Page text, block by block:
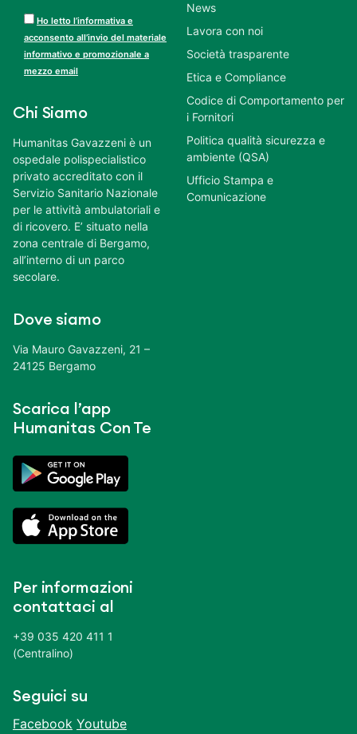
Ho letto l’informativa e
acconsento all’invio del materiale
informativo e promozionale a
mezzo email
Chi Siamo
Humanitas Gavazzeni è un
ospedale polispecialistico
privato accreditato con il
Servizio Sanitario Nazionale
per le attività ambulatoriali e
di ricovero. E’ situato nella
zona centrale di Bergamo,
all’interno di un parco
secolare.
Dove siamo
Via Mauro Gavazzeni, 21 –
24125 Bergamo
Scarica l’app
Humanitas Con Te
Per informazioni
contattaci al
+39 035 420 411 1
(Centralino)
Seguici su
Facebook Youtube
News
Lavora con noi
Società trasparente
Etica e Compliance
Codice di Comportamento per
i Fornitori
Politica qualità sicurezza e
ambiente (QSA)
Ufficio Stampa e
Comunicazione